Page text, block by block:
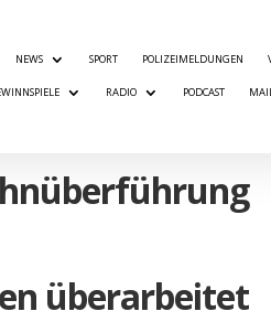
NEWS SPORT POLIZEIMELDUNGEN
RADIO PODCAST
überarbeitet